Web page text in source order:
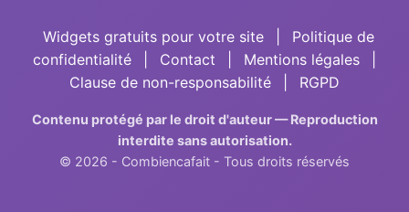
Widgets gratuits pour votre site
Politique de
confidentialité
Contact Mentions légales
Clause de non-responsabilité
RGPD
Contenu protégé par le droit d'auteur — Reproduction
interdite sans autorisation.
© 2026 - Combiencafait - Tous droits réservés